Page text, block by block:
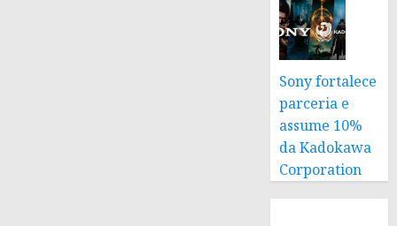
Sony fortalece
parceria e
assume 10%
da Kadokawa
Corporation